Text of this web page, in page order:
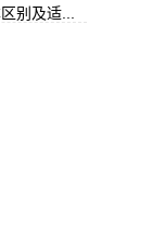
别及适...